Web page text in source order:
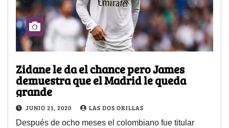
Zidane le da el chance pero James
demuestra que el Madrid le queda
grande
JUNIO 21, 2020 LAS DOS ORILLAS
Después de ocho meses el colombiano fue titular